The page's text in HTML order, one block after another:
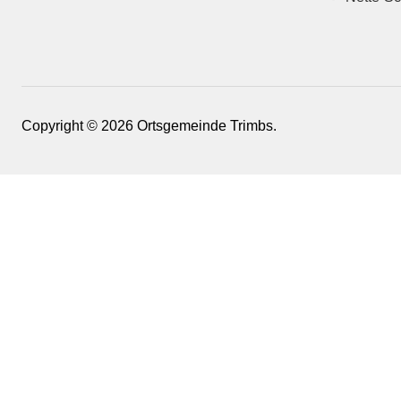
Copyright © 2026 Ortsgemeinde Trimbs.